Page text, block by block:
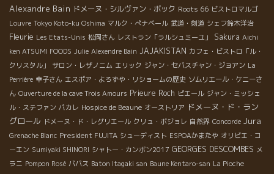
かな洋梨。 ネグレットをメインにした赤のキュヴェも、昔のよう
なタンニンギシギシの造りでは無く、エレガント！ 今や27歳にな
った長男の名前のキュヴェ、ティボーは絶品。 ● リオ
ネル・ゴビーの造るワインは父親ジェラールの造るテロワール感
の強い、天て地でいうと地の強いワインから天の力の強いワイン
に進化している。またお互いのキャラクターの違い、人によって
ワインは変わる。面白い。 続く。。。 筆：竹下
Alexandre Bain ドメーヌ・シルヴァン・ボック Roots 66 ビストロマルゴ
Louvre Tokyo Koto-ku Oshima マルク・ぺナベール 武道・剣道 シェフ鈴木洋治
Fleurie Les Etats-Unis 松岡さん レストラン「ラルシュミーユ」 Sakura Aichi
ken ATSUMI FOODS Julie Alexendre Bain JAJAKISTAN カフェ・ビストロ「ル・
クリスタル」
サロン・レザノニム エリック ジャン・セバスチャン・ジョアン La
Perrière 幸子さん エスポア・よろずや・リショームの歴史 ソムリエール・ケニーさ
ん Ouverture de la cave Trois Amours Prieure Roch ピエール ジャン・ミッシェ
ル・ステファン パカレ Hospice de Beaune オーストリア ドメーヌ・ド・ラン
グロール ドメーヌ・ド・レグリエール クリュ・ボジョレ 自然界 Concorde Jura
Grenache Blanc President FUJITA シューディスト ESPOAかまたや オリビエ・コ
ーエン Sumiyaki SHINORI シャトー・カンボン2017 GEORGES DESCOMBES メ
ラニ Pompon Rosé ババス Baton Itagaki san Baune Kentaro-san La Pioche